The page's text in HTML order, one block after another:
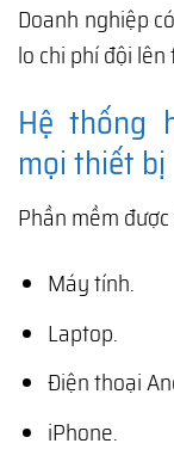
Doanh nghiệp
lo chi phí đội
Hệ thống
mọi thiết bị
Phần mềm
Máy tính.
Laptop.
Điện thoại
iPhone.